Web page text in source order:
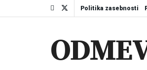
Politika zasebnosti